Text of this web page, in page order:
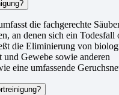
die fachgerechte
an denen sich ein Todesfall
die Eliminierung von
Gewebe sowie anderen
eine umfassende